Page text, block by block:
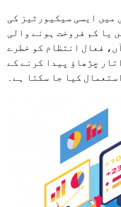
میں ایسی سیکیورٹیز کی
یا کم فروخت ہونے والی
فعال انتظام کو خطرے
چڑھاؤ پیدا کرنے کے
کیا جا سکتا ہے۔